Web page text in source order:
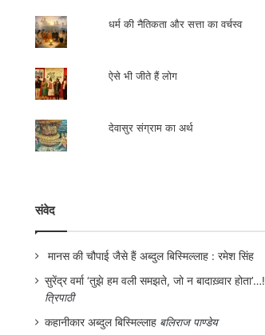
धर्म की नैतिकता और सत्ता का वर्चस्व
ऐसे भी जीते हैं लोग
देवासुर संग्राम का अर्थ
संवेद
मानस की चौपाई जैसे हैं अब्दुल बिस्मिल्लाह : रमेश सिंह
सुरेंद्र वर्मा ‘तुझे हम वली समझते, जो न बादाख़्वार होता’…!
त्रिपाठी
कहानीकार अब्दुल बिस्मिल्लाह बलिराज पाण्डेय